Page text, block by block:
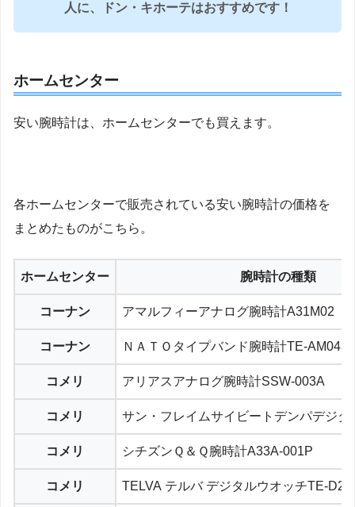
人に、ドン・キホーテはおすすめです！
ホームセンター
安い腕時計は、ホームセンターでも買えます。
各ホームセンターで販売されている安い腕時計の価格を
まとめたものがこちら。
ホームセンター 腕時計の種類
コーナン アマルフィーアナログ腕時計A31M02
コーナン ＮＡＴＯタイプバンド腕時計TE-AM043-
コメリ アリアスアナログ腕時計SSW-003A
コメリ サン・フレイムサイビートデンパデジ
コメリ シチズンＱ＆Ｑ腕時計A33A-001P
コメリ TELVA テルバ デジタルウオッチTE-